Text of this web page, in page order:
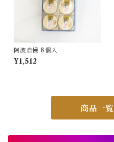
阿波自慢 8個入
¥1,512
商品一